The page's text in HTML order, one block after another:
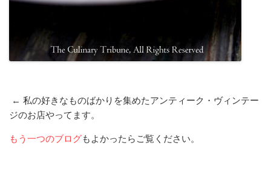
← 私の好きなものばかりを集めたアンティーク・ヴィンテー
ジのお店やってます。
もう一つのブログもよかったらご覧ください。